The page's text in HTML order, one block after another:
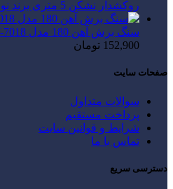
روکشدار نشکن 5 متری برند نولان NOLAN
سنگ برش آهن 180 مدل KCW-7018 کنزاکس KENZAX
152,900 تومان
صفحات سایت
سوالات متداول
پرداخت مستقیم
شرایط و قوانین سایت
تماس با ما
دسترسی سریع